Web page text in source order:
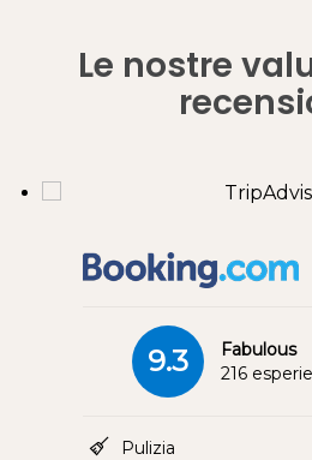
Le nostre
9.3
Fabulous
216
Pulizia